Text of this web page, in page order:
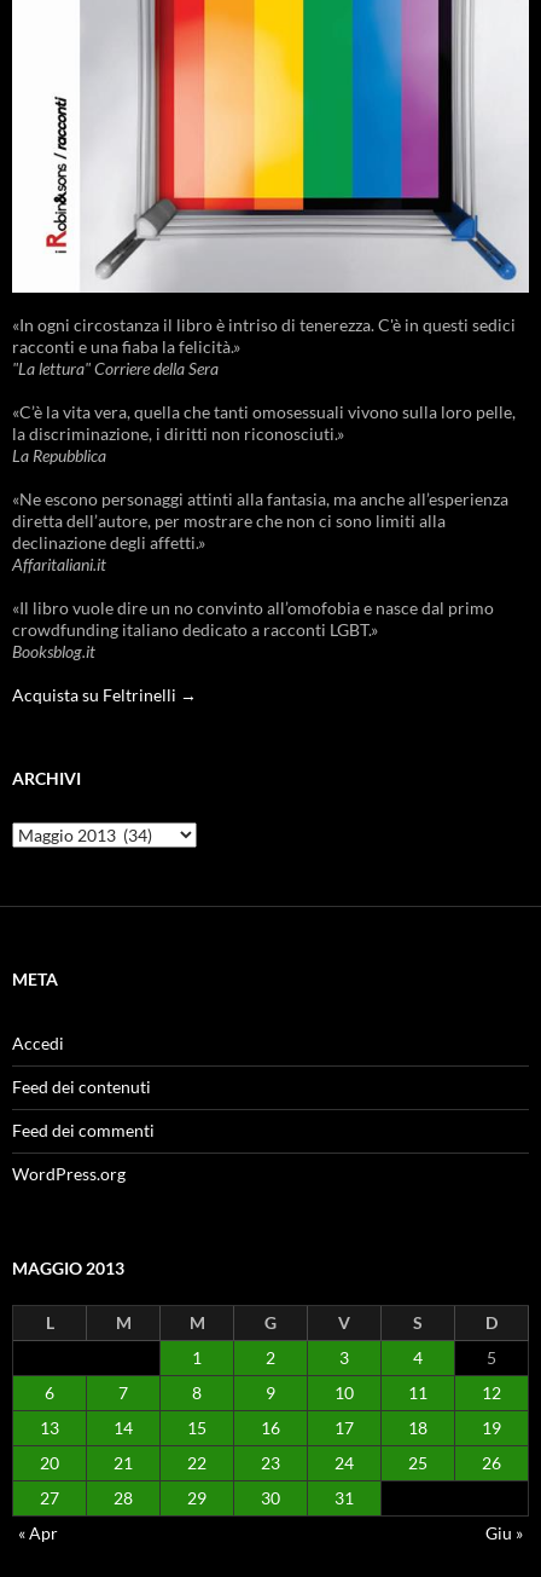
«In ogni circostanza il libro è intriso di tenerezza. C'è in questi sedici
racconti e una fiaba la felicità.»
"La lettura" Corriere della Sera
«C’è la vita vera, quella che tanti omosessuali vivono sulla loro pelle,
la discriminazione, i diritti non riconosciuti.»
La Repubblica
«Ne escono personaggi attinti alla fantasia, ma anche all’esperienza
diretta dell’autore, per mostrare che non ci sono limiti alla
declinazione degli affetti.»
Affaritaliani.it
«Il libro vuole dire un no convinto all’omofobia e nasce dal primo
crowdfunding italiano dedicato a racconti LGBT.»
Booksblog.it
Acquista su Feltrinelli →
ARCHIVI
Archivi
META
Accedi
Feed dei contenuti
Feed dei commenti
WordPress.org
MAGGIO 2013
L M M G V S
D
1
2 3 4
5
6
7 8 9 10 11
12
13
14 15 16 17 18
19
20
21 22 23 24 25
26
27
28 29 30
31
« Apr
Giu »